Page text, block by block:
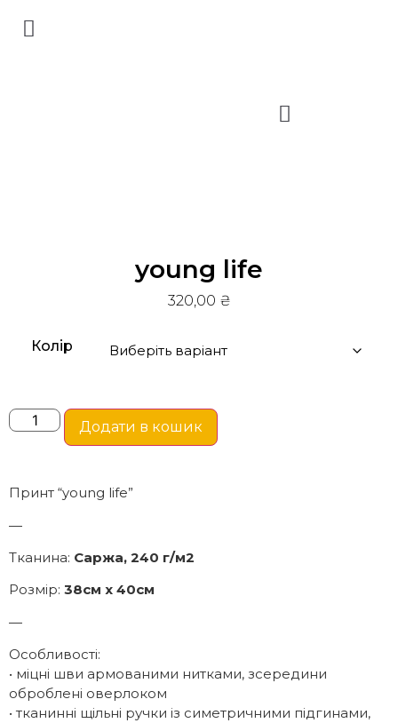
young life
320,00 ₴
Колір
Додати в кошик
Принт “young life”
—
Тканина: Саржа, 240 г/м2
Розмір: 38см х 40см
—
Особливості:
• міцні шви армованими нитками, зсередини
оброблені оверлоком
• тканинні щільні ручки із симетричними підгинами,